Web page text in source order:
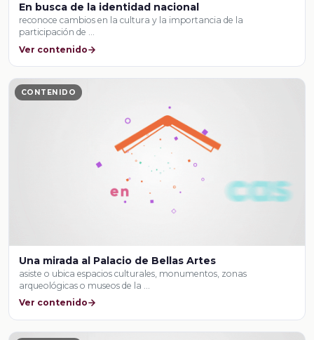
En busca de la identidad nacional
reconoce cambios en la cultura y la importancia de la
participación de …
Ver contenido
CONTENIDO
Una mirada al Palacio de Bellas Artes
asiste o ubica espacios culturales, monumentos, zonas
arqueológicas o museos de la …
Ver contenido